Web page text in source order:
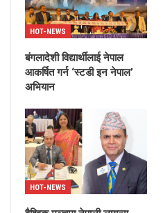
HOT-NEWS
बंगलादेशी विद्यार्थीलाई नेपाल
आकर्षित गर्न ‘स्टडी इन नेपाल’
अभियान
HOT-NEWS